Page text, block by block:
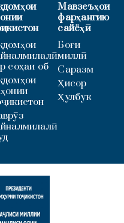
соҳаи об
Мавзеъҳои
фарҳангию
сайёҳӣ
Боғи
миллӣ
Саразм
Ҳисор
Ҳулбук